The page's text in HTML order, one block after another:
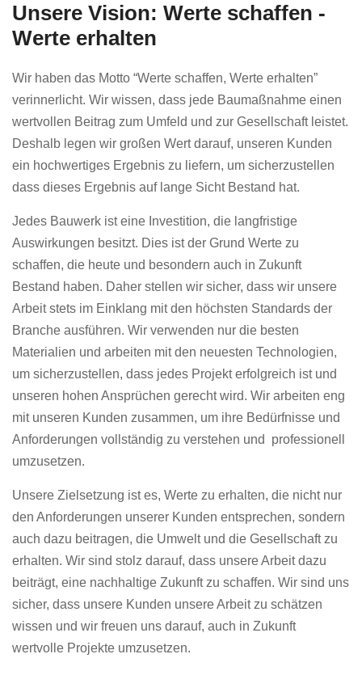
Unsere Vision: Werte schaffen -
Werte erhalten
Wir haben das Motto “Werte schaffen, Werte erhalten”
verinnerlicht. Wir wissen, dass jede Baumaßnahme einen
wertvollen Beitrag zum Umfeld und zur Gesellschaft leistet.
Deshalb legen wir großen Wert darauf, unseren Kunden
ein hochwertiges Ergebnis zu liefern, um sicherzustellen
dass dieses Ergebnis auf lange Sicht Bestand hat.
Jedes Bauwerk ist eine Investition, die langfristige
Auswirkungen besitzt. Dies ist der Grund Werte zu
schaffen, die heute und besondern auch in Zukunft
Bestand haben. Daher stellen wir sicher, dass wir unsere
Arbeit stets im Einklang mit den höchsten Standards der
Branche ausführen. Wir verwenden nur die besten
Materialien und arbeiten mit den neuesten Technologien,
um sicherzustellen, dass jedes Projekt erfolgreich ist und
unseren hohen Ansprüchen gerecht wird. Wir arbeiten eng
mit unseren Kunden zusammen, um ihre Bedürfnisse und
Anforderungen vollständig zu verstehen und professionell
umzusetzen.
Unsere Zielsetzung ist es, Werte zu erhalten, die nicht nur
den Anforderungen unserer Kunden entsprechen, sondern
auch dazu beitragen, die Umwelt und die Gesellschaft zu
erhalten. Wir sind stolz darauf, dass unsere Arbeit dazu
beiträgt, eine nachhaltige Zukunft zu schaffen. Wir sind uns
sicher, dass unsere Kunden unsere Arbeit zu schätzen
wissen und wir freuen uns darauf, auch in Zukunft
wertvolle Projekte umzusetzen.